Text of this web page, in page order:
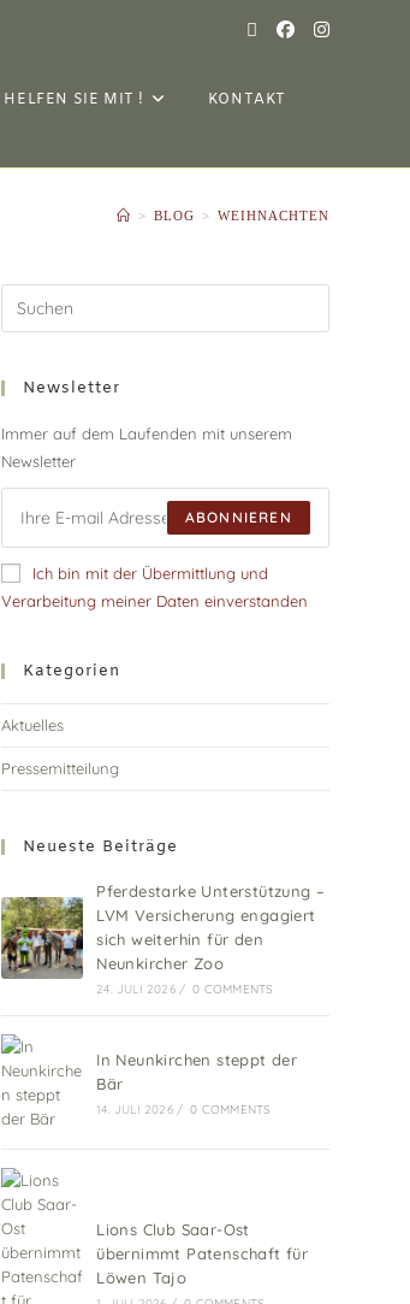
HELFEN SIE MIT ! KONTAKT
> BLOG > WEIHNACHTEN
Newsletter
Immer auf dem Laufenden mit unserem
Newsletter
ABONNIEREN
Ich bin mit der Übermittlung und
Verarbeitung meiner Daten einverstanden
Kategorien
Aktuelles
Pressemitteilung
Neueste Beiträge
Pferdestarke Unterstützung –
LVM Versicherung engagiert
sich weiterhin für den
Neunkircher Zoo
24. JULI 2026 / 0 COMMENTS
In Neunkirchen steppt der
Bär
14. JULI 2026 / 0 COMMENTS
Lions Club Saar-Ost
übernimmt Patenschaft für
Löwen Tajo